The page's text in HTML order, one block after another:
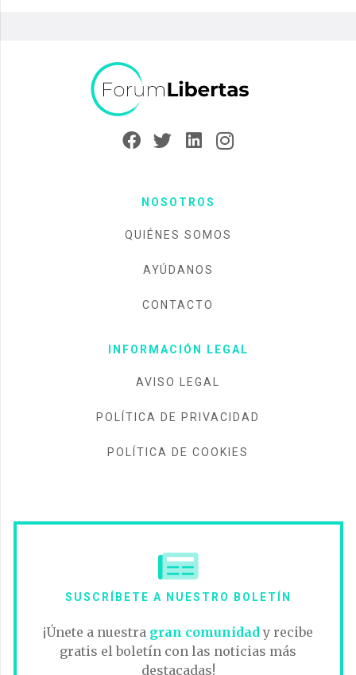
NOSOTROS
QUIÉNES SOMOS
AYÚDANOS
CONTACTO
INFORMACIÓN LEGAL
AVISO LEGAL
POLÍTICA DE PRIVACIDAD
POLÍTICA DE COOKIES
SUSCRÍBETE A NUESTRO BOLETÍN
¡Únete a nuestra gran comunidad y recibe
gratis el boletín con las noticias más
destacadas!